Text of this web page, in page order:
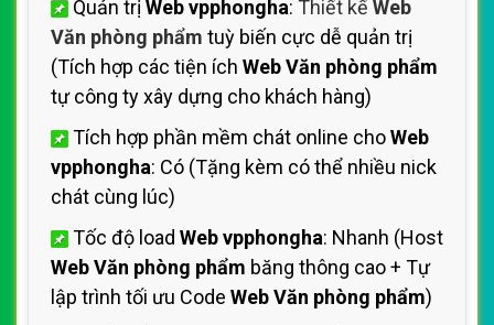
Quản trị Web vpphongha: Thiết kếWeb
Văn phòng phẩm tuỳ biến cực dễ quản trị
(Tích hợp các tiện ích Web Văn phòng phẩm
tự công ty xây dựng cho khách hàng)
Tích hợp phần mềm chát online choWeb
vpphongha: Có (Tặng kèm có thể nhiều nick
chát cùng lúc)
Tốc độ load Web vpphongha: Nhanh (Host
Web Văn phòng phẩm băng thông cao + Tự
lập trình tối ưu Code Web Văn phòng phẩm)